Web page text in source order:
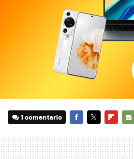
1 comentario